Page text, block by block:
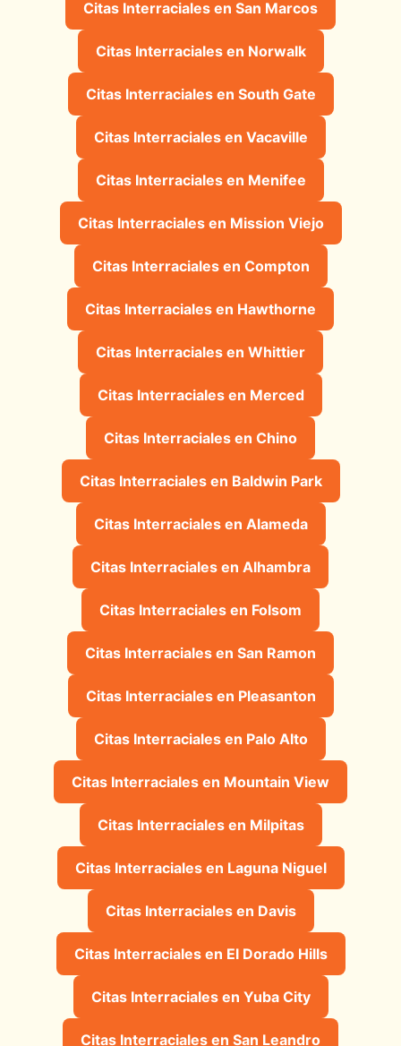
Citas Interraciales en San Marcos
Citas Interraciales en Norwalk
Citas Interraciales en South Gate
Citas Interraciales en Vacaville
Citas Interraciales en Menifee
Citas Interraciales en Mission Viejo
Citas Interraciales en Compton
Citas Interraciales en Hawthorne
Citas Interraciales en Whittier
Citas Interraciales en Merced
Citas Interraciales en Chino
Citas Interraciales en Baldwin Park
Citas Interraciales en Alameda
Citas Interraciales en Alhambra
Citas Interraciales en Folsom
Citas Interraciales en San Ramon
Citas Interraciales en Pleasanton
Citas Interraciales en Palo Alto
Citas Interraciales en Mountain View
Citas Interraciales en Milpitas
Citas Interraciales en Laguna Niguel
Citas Interraciales en Davis
Citas Interraciales en El Dorado Hills
Citas Interraciales en Yuba City
Citas Interraciales en San Leandro